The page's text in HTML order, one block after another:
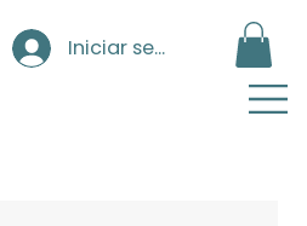
Iniciar sesión